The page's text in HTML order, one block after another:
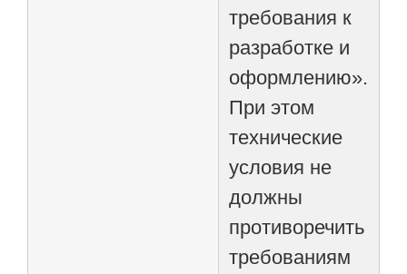
требования к
разработке и
оформлению».
При этом
технические
условия не
должны
противоречить
требованиям